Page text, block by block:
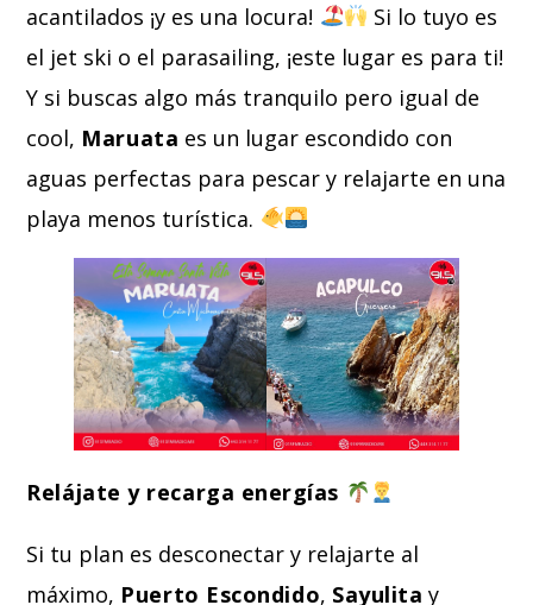
acantilados ¡y es una locura!
Si lo tuyo es
el jet ski o el parasailing, ¡este lugar es para ti!
Y si buscas algo más tranquilo pero igual de
cool, Maruata es un lugar escondido con
aguas perfectas para pescar y relajarte en una
playa menos turística.
Relájate y recarga energías
Si tu plan es desconectar y relajarte al
máximo, Puerto Escondido, Sayulita y